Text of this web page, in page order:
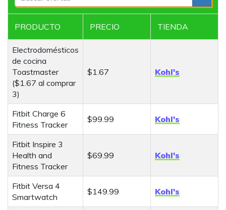
e
a
r
c
PRODUCTO PRECIO TIENDA
Electrodomésticos
de cocina
Toastmaster
($1.67 al comprar
3)
$1.67 Kohl's
Fitbit Charge 6
Fitness Tracker
$99.99 Kohl's
Fitbit Inspire 3
Health and
Fitness Tracker
$69.99 Kohl's
Fitbit Versa 4
Smartwatch
$149.99 Kohl's